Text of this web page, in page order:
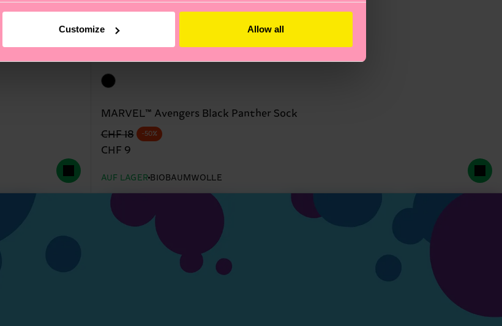
Customize Allow all
MARVEL™ Avengers Black Panther Sock
Originalpreis
CHF 18
Reduzierter Preis
CHF 9
-50%
AUF LAGER BIOBAUMWOLLE